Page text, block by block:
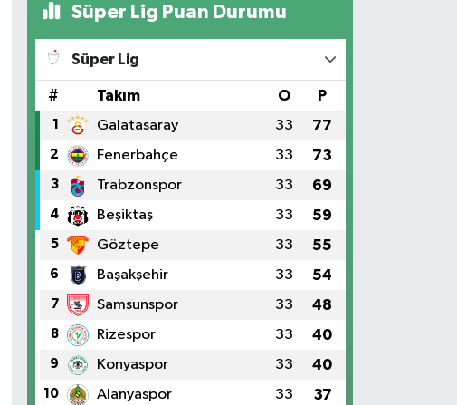
Süper Lig Puan Durumu
Süper Lig
# Takım O P
1 Galatasaray 33 77
2 Fenerbahçe 33 73
3 Trabzonspor 33 69
4 Beşiktaş 33 59
5 Göztepe 33 55
6 Başakşehir 33 54
7 Samsunspor 33 48
8 Rizespor 33 40
9 Konyaspor 33 40
10 Alanyaspor 33 37